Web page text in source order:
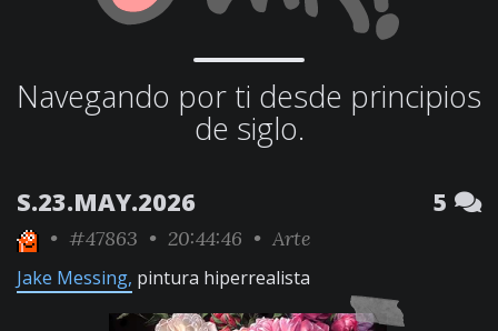
Navegando por ti desde principios
de siglo.
S.23.MAY.2026 5
• #47863 • 20:44:46 • Arte
Jake Messing, pintura hiperrealista